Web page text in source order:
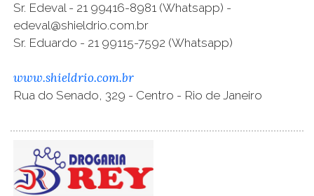
Sr. Edeval - 21 99416-8981 (Whatsapp) -
edeval@shieldrio.com.br
Sr. Eduardo - 21 99115-7592 (Whatsapp)
www.shieldrio.com.br
Rua do Senado, 329 - Centro - Rio de Janeiro